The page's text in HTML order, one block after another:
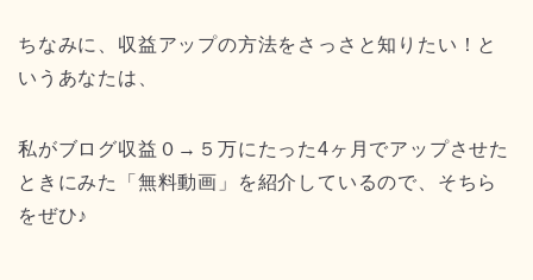
ちなみに、収益アップの方法をさっさと知りたい！と
いうあなたは、
私がブログ収益０→５万にたった4ヶ月でアップさせた
ときにみた「無料動画」を紹介しているので、そちら
をぜひ♪